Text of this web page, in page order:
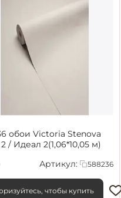
обои Victoria Stenova
/ Идеал 2(1,06*10,05 м)
Артикул: 588236
чтобы купить